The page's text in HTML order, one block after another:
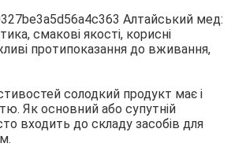
солодкий продукт має і
Як основний або супутній
входить до складу засобів для